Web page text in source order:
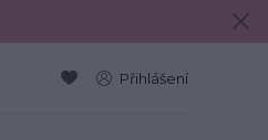
Přihlášení